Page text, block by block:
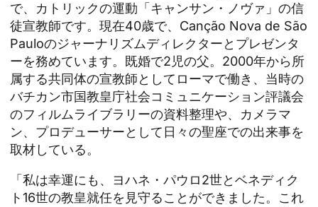
で、カトリックの運動「キャンサン・ノヴァ」の信
徒宣教師です。現在40歳で、Canção Nova de São
Pauloのジャーナリズムディレクターとプレゼンタ
ーを務めています。既婚で2児の父。2000年から所
属する共同体の宣教師としてローマで働き、当時の
バチカン市国教皇庁社会コミュニケーション評議会
のフィルムライブラリーの資料整理や、カメラマ
ン、プロデューサーとして日々の聖座での出来事を
取材している。
「私は幸運にも、ヨハネ・パウロ2世とベネディク
ト16世の教皇就任を見守ることができました。これ